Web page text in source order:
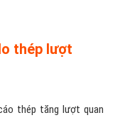
thép lượt
thép tăng lượt quan